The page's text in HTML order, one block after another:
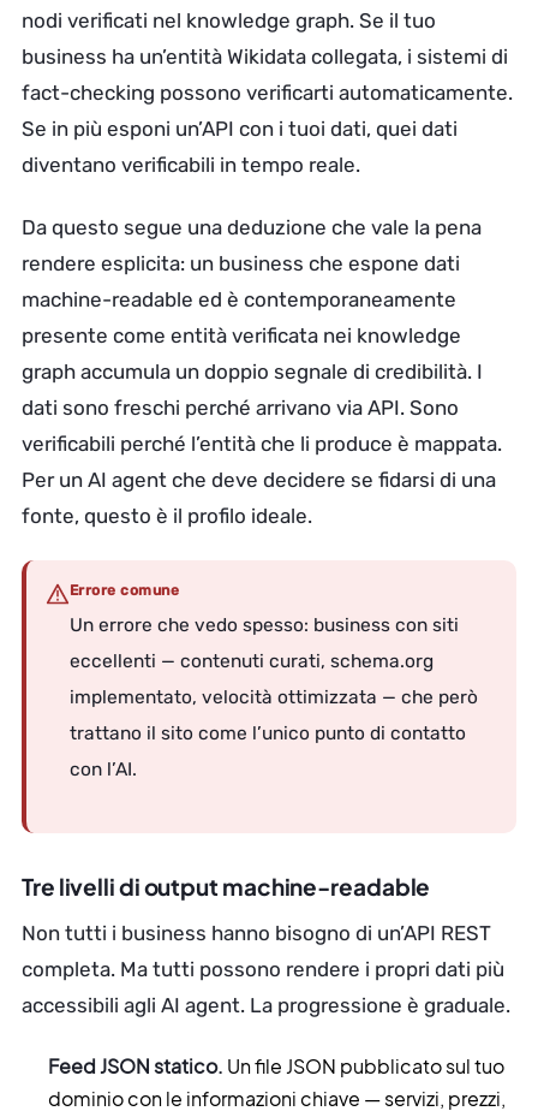
nodi verificati nel knowledge graph. Se il tuo
business ha un’entità Wikidata collegata, i sistemi di
fact-checking possono verificarti automaticamente.
Se in più esponi un’API con i tuoi dati, quei dati
diventano verificabili in tempo reale.
Da questo segue una deduzione che vale la pena
rendere esplicita: un business che espone dati
machine-readable ed è contemporaneamente
presente come entità verificata nei knowledge
graph accumula un doppio segnale di credibilità. I
dati sono freschi perché arrivano via API. Sono
verificabili perché l’entità che li produce è mappata.
Per un AI agent che deve decidere se fidarsi di una
fonte, questo è il profilo ideale.
Errore comune
Un errore che vedo spesso: business con siti
eccellenti — contenuti curati, schema.org
implementato, velocità ottimizzata — che però
trattano il sito come l’unico punto di contatto
con l’AI.
Tre livelli di output machine-readable
Non tutti i business hanno bisogno di un’API REST
completa. Ma tutti possono rendere i propri dati più
accessibili agli AI agent. La progressione è graduale.
Feed JSON statico. Un file JSON pubblicato sul tuo
dominio con le informazioni chiave — servizi, prezzi,